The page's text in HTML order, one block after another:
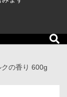
の香り 600g